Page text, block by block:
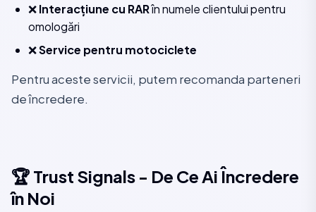
❌Interacțiune cu RARîn numele clientului pentru
omologări
❌Service pentru motociclete
Pentru aceste servicii, putem recomanda parteneri
de încredere.
🏆 Trust Signals - De Ce Ai Încredere
în Noi